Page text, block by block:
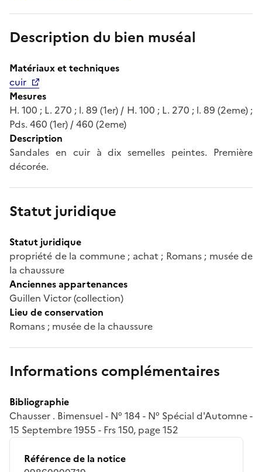
Description du bien muséal
Matériaux et techniques
cuir
Mesures
H. 100 ; L. 270 ; l. 89 (1er) / H. 100 ; L. 270 ; l. 89 (2eme) ;
Pds. 460 (1er) / 460 (2eme)
Description
Sandales en cuir à dix semelles peintes. Première
décorée.
Statut juridique
Statut juridique
propriété de la commune ; achat ; Romans ; musée de
la chaussure
Anciennes appartenances
Guillen Victor (collection)
Lieu de conservation
Romans ; musée de la chaussure
Informations complémentaires
Bibliographie
Chausser . Bimensuel - N° 184 - N° Spécial d'Automne -
15 Septembre 1955 - Frs 150, page 152
Référence de la notice